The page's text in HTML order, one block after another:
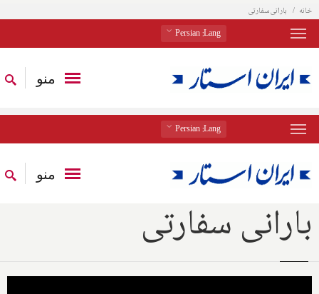
خانه بارانی سفارتی
Lang
: Persian
منو
Lang
: Persian
منو
بارانی سفارتی